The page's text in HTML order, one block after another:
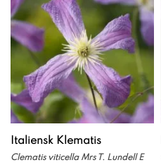
Italiensk Klematis
Clematis viticella Mrs T. Lundell E